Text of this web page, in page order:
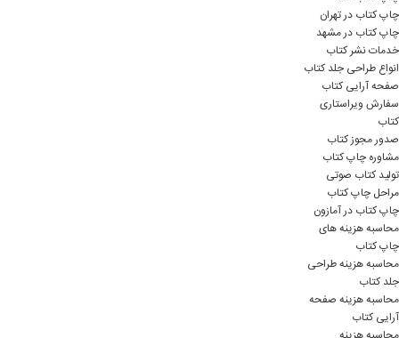
چاپ کتاب در تهران
چاپ کتاب در مشهد
خدمات نشر کتاب
انواع طراحی جلد کتاب
صفحه آرایی کتاب
سفارش ویراستاری
کتاب
صدور مجوز کتاب
مشاوره چاپ کتاب
تولید کتاب صوتی
مراحل چاپ کتاب
چاپ کتاب در آمازون
محاسبه هزینه های
چاپ کتاب
محاسبه هزینه طراحی
جلد کتاب
محاسبه هزینه صفحه
آرایی کتاب